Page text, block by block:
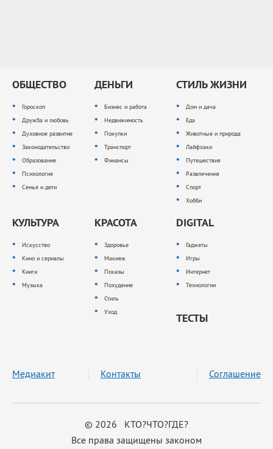
ОБЩЕСТВО
Гороскоп
Дружба и любовь
Духовное развитие
Законодательство
Образование
Психология
Семья и дети
ДЕНЬГИ
Бизнес и работа
Недвижимость
Покупки
Транспорт
Финансы
СТИЛЬ ЖИЗНИ
Дом и дача
Еда
Животные и природа
Лайфхаки
Путешествия
Развлечения
Спорт
Хобби
КУЛЬТУРА
Искусство
Кино и сериалы
Книги
Музыка
КРАСОТА
Здоровье
Макияж
Показы
Похудение
Стиль
Уход
DIGITAL
Гаджеты
Игры
Интернет
Технологии
ТЕСТЫ
© 2026 КТО?ЧТО?ГДЕ?
Все права защищены законом
Медиакит Контакты Соглашение